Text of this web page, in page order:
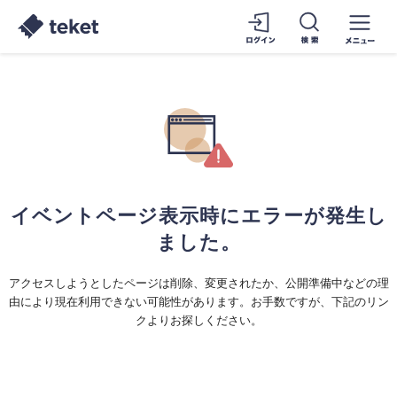
イベントページ表示時にエラーが発生し
ました。
アクセスしようとしたページは削除、変更されたか、公開準備中などの理
由により現在利用できない可能性があります。お手数ですが、下記のリン
クよりお探しください。